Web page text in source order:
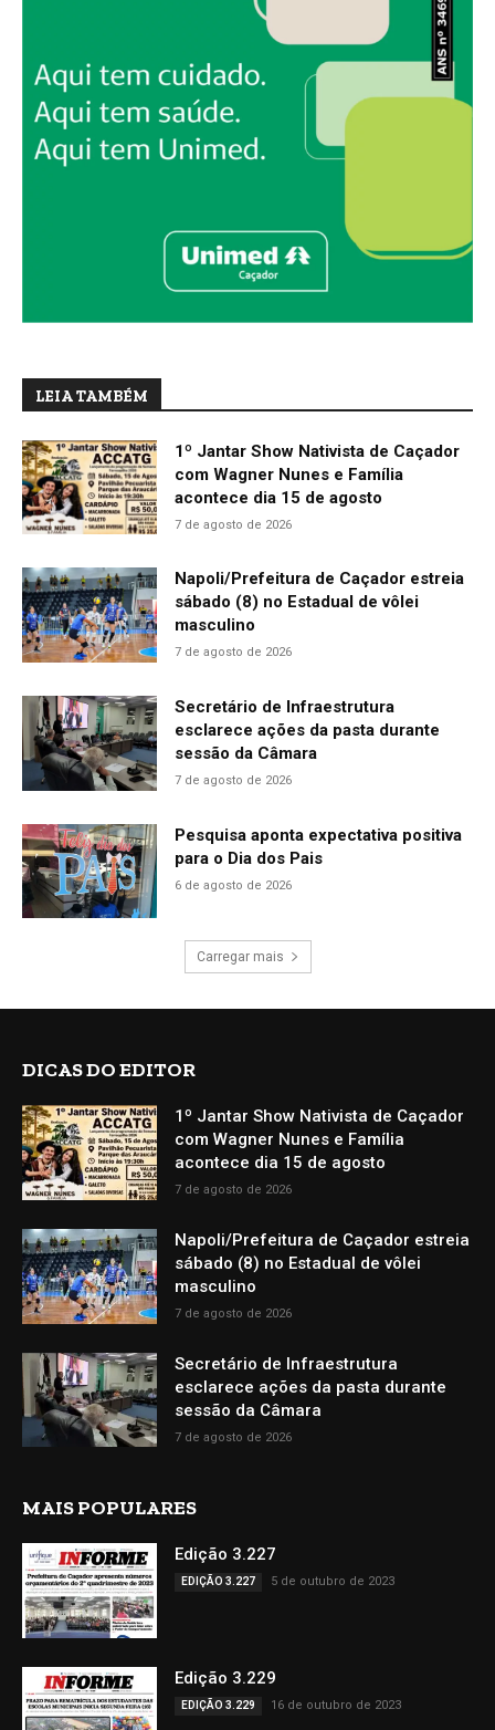
LEIA TAMBÉM
1º Jantar Show Nativista de Caçador
com Wagner Nunes e Família
acontece dia 15 de agosto
7 de agosto de 2026
Napoli/Prefeitura de Caçador estreia
sábado (8) no Estadual de vôlei
masculino
7 de agosto de 2026
Secretário de Infraestrutura
esclarece ações da pasta durante
sessão da Câmara
7 de agosto de 2026
Pesquisa aponta expectativa positiva
para o Dia dos Pais
6 de agosto de 2026
Carregar mais
DICAS DO EDITOR
1º Jantar Show Nativista de Caçador
com Wagner Nunes e Família
acontece dia 15 de agosto
7 de agosto de 2026
Napoli/Prefeitura de Caçador estreia
sábado (8) no Estadual de vôlei
masculino
7 de agosto de 2026
Secretário de Infraestrutura
esclarece ações da pasta durante
sessão da Câmara
7 de agosto de 2026
MAIS POPULARES
Edição 3.227
EDIÇÃO 3.227 5 de outubro de 2023
Edição 3.229
EDIÇÃO 3.229 16 de outubro de 2023